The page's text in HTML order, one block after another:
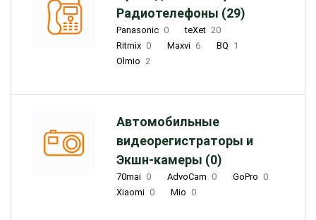
Радиотелефоны (29)
Panasonic 0 teXet 20
Ritmix 0 Maxvi 6 BQ 1
Olmio 2
Автомобильные
видеорегистраторы и
Экшн-камеры (0)
70mai 0 AdvoCam 0 GoPro 0
Xiaomi 0 Mio 0